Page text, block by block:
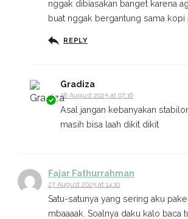
nggak dibiasakan banget karena
buat nggak bergantung sama kopi
REPLY
Gradiza
28 August 2025 at 07:16
Asal jangan kebanyakan
masih bisa laah dikit dikit
Fajar Fathurrahman
27 August 2025 at 14:10
Satu-satunya yang sering aku
mbaaaak. Soalnya daku kalo baca